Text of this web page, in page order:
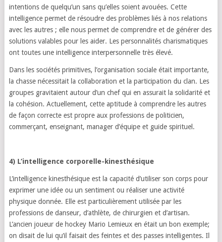
intentions de quelqu’un sans qu’elles soient avouées. Cette
intelligence permet de résoudre des problèmes liés à nos relations
avec les autres ; elle nous permet de comprendre et de générer des
solutions valables pour les aider. Les personnalités charismatiques
ont toutes une intelligence interpersonnelle très élevé.
Dans les sociétés primitives, l’organisation sociale était importante,
la chasse nécessitait la collaboration et la participation du clan. Les
groupes gravitaient autour d’un chef qui en assurait la solidarité et
la cohésion. Actuellement, cette aptitude à comprendre les autres
de façon correcte est propre aux professions de politicien,
commerçant, enseignant, manager d’équipe et guide spirituel.
4) L’intelligence corporelle-kinesthésique
L’intelligence kinesthésique est la capacité d’utiliser son corps pour
exprimer une idée ou un sentiment ou réaliser une activité
physique donnée. Elle est particulièrement utilisée par les
professions de danseur, d’athlète, de chirurgien et d’artisan.
L’ancien joueur de hockey Mario Lemieux en était un bon exemple;
on disait de lui qu’il faisait des feintes et des passes intelligentes. Il